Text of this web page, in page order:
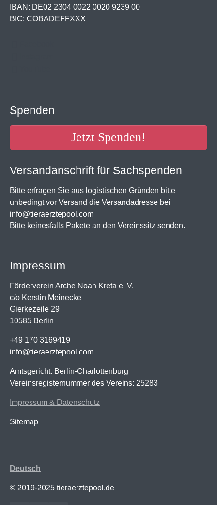
IBAN: DE02 2304 0022 0020 9239 00
BIC: COBADEFFXXX
Spenden
Jetzt Spenden!
Versandanschrift für Sachspenden
Bitte erfragen Sie aus logistischen Gründen bitte
unbedingt vor Versand die Versandadresse bei
info@tieraerztepool.com
Bitte keinesfalls Pakete an den Vereinssitz senden.
Impressum
Förderverein Arche Noah Kreta e. V.
c/o Kerstin Meinecke
Gierkezeile 29
10585 Berlin
+49 170 3169419
info@tieraerztepool.com
Amtsgericht: Berlin-Charlottenburg
Vereinsregisternummer des Vereins: 25283
Impressum & Datenschutz
Sitemap
Deutsch
© 2019-2025 tieraerztepool.de